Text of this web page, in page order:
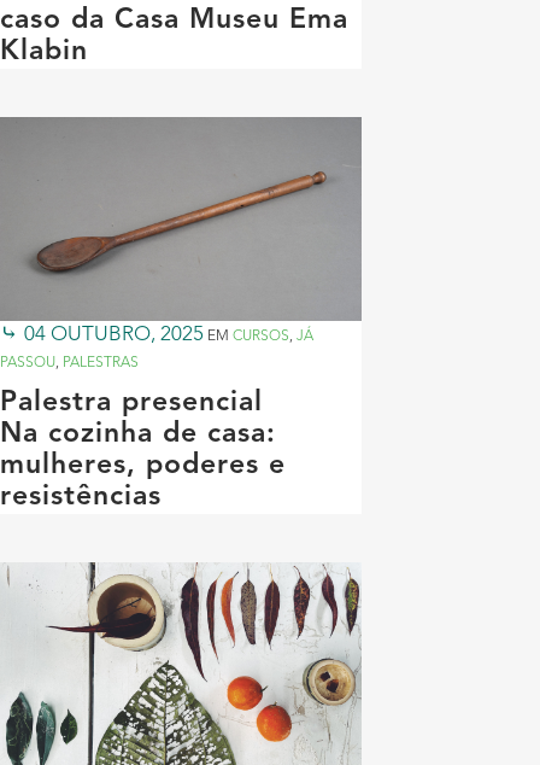
caso da Casa Museu Ema
Klabin
04 OUTUBRO, 2025 EM CURSOS, JÁ
PASSOU, PALESTRAS
Palestra presencial
Na cozinha de casa:
mulheres, poderes e
resistências